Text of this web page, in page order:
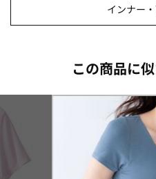
インナー
この商品に